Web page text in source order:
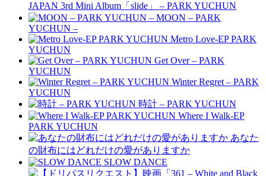
JAPAN 3rd Mini Album「slide」 – PARK YUCHUN
MOON – PARK
YUCHUN –
Metro Love-EP PARK
YUCHUN
Get Over – PARK
YUCHUN
Winter Regret – PARK
YUCHUN
時計 – PARK YUCHUN
Where I Walk-EP
PARK YUCHUN
あなた
の財布にはどれだけの愛がありますか
SLOW DANCE